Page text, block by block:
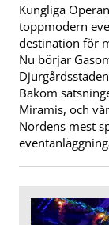
Kungliga
toppmodern
destination för
Nu börjar
Bakom
Miramis, och
Nordens mest